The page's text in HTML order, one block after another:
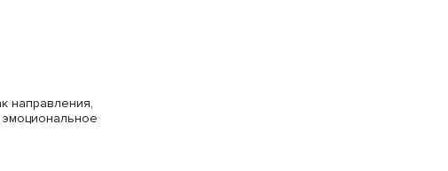
направления,